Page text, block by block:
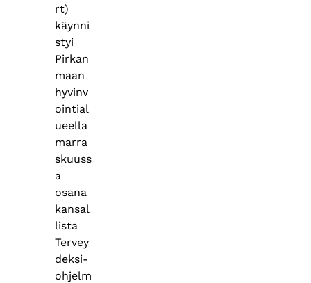
rt)
käynni
styi
Pirkan
maan
hyvinv
ointial
ueella
marra
skuuss
a
osana
kansal
lista
Tervey
deksi-
ohjelm